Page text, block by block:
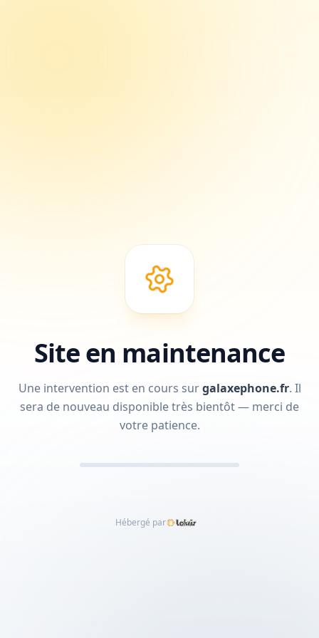
Site en maintenance
Une intervention est en cours surgalaxephone.fr. Il
sera de nouveau disponible très bientôt — merci de
votre patience.
Hébergé par